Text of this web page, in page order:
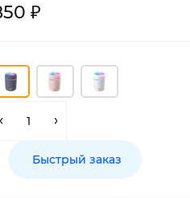
₽
Быстрый заказ